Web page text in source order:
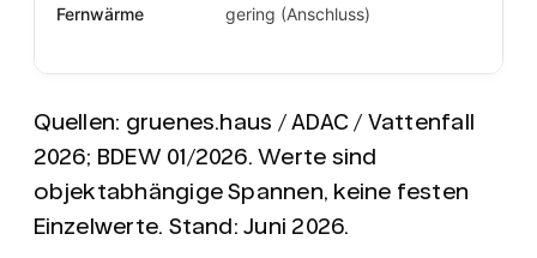
Fernwärme gering (Anschluss)
Quellen: gruenes.haus / ADAC / Vattenfall
2026; BDEW 01/2026. Werte sind
objektabhängige Spannen, keine festen
Einzelwerte. Stand: Juni 2026.